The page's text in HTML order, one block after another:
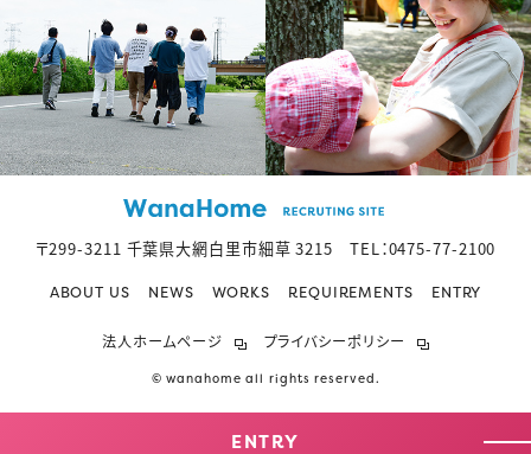
ENTRY
〒299-3211 千葉県大網白里市細草 3215 TEL：0475-77-2100
ABOUT US NEWS WORKS REQUIREMENTS ENTRY
法人ホームページ プライバシーポリシー
© wanahome all rights reserved.